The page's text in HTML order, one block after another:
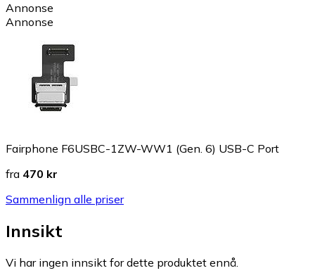
Annonse
Annonse
Fairphone F6USBC-1ZW-WW1 (Gen. 6) USB-C Port
fra 470 kr
Sammenlign alle priser
Innsikt
Vi har ingen innsikt for dette produktet ennå.